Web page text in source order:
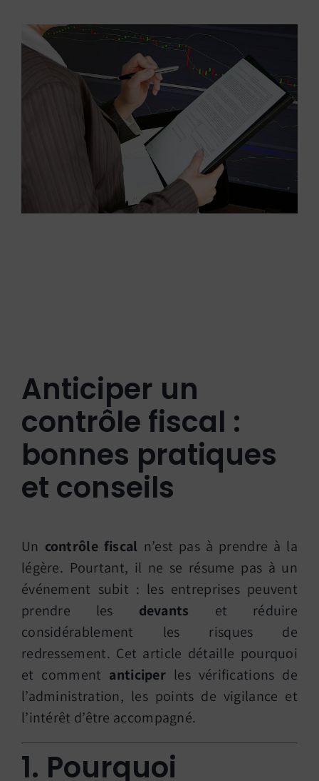
Anticiper un
contrôle fiscal :
bonnes pratiques
et conseils
Un contrôle fiscal n’est pas à prendre à la
légère. Pourtant, il ne se résume pas à un
événement subit : les entreprises peuvent
prendre les devants et réduire
considérablement les risques de
redressement. Cet article détaille pourquoi
et comment anticiper les vérifications de
l’administration, les points de vigilance et
l’intérêt d’être accompagné.
1. Pourquoi